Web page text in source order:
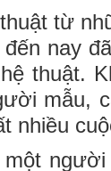
từ
nay
thuật.
mẫu,
nhiều